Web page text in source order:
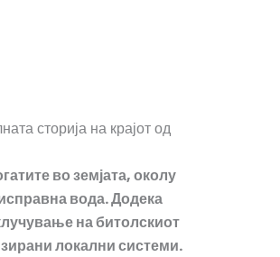
сторија на крајот од
во земјата, околу
вода. Додека
на битолскиот
локални системи.